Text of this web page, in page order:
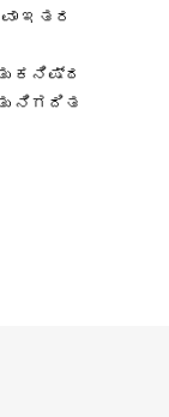
ಇತರ
ಕನಿಷ್ಠ
ನಿಗದಿತ